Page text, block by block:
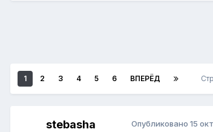
1 2 3 4 5 6 ВПЕРЁД
stebasha Опубликовано 15